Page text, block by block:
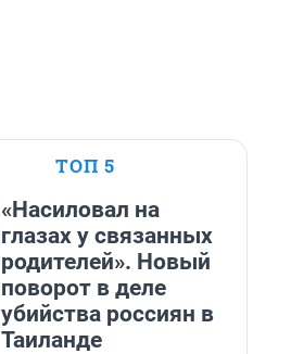
ТОП 5
«Насиловал на
глазах у связанных
родителей». Новый
поворот в деле
убийства россиян в
Таиланде